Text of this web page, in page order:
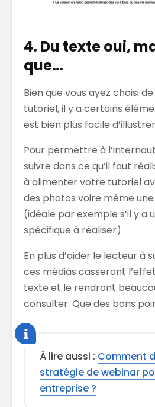
4. Du texte oui,
que…
Bien que vous ayez choisi
tutoriel, il y a certains
est bien plus facile
Pour permettre à
suivre dans ce qu’il faut
à alimenter votre tutoriel
des photos voire même
(idéale par exemple s’il y a
spécifique à réaliser).
En plus d’aider le lecteur à
ces médias casseront
texte et le rendront
consulter. Que des bons
À lire aussi : Comment
stratégie de webinar
entreprise ?